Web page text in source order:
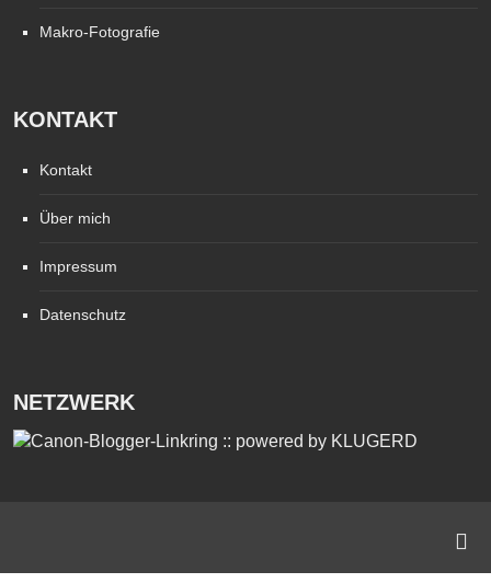
Makro-Fotografie
KONTAKT
Kontakt
Über mich
Impressum
Datenschutz
NETZWERK